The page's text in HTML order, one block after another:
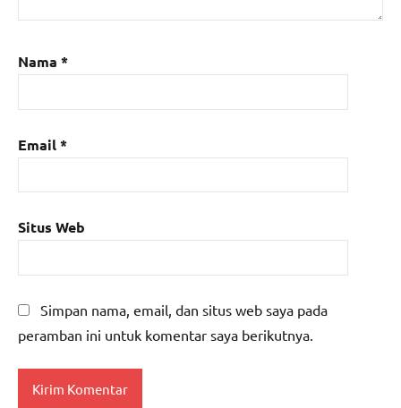
Nama *
Email*
Situs Web
Simpan nama, email, dan situs web saya pada
peramban ini untuk komentar saya berikutnya.